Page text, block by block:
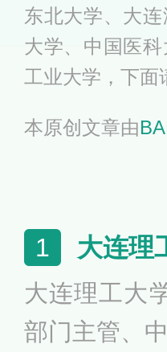
东北大学、大
大学、中国医
工业大学，下面
本原创文章由
1 大连理
大连理工大
部门主管、